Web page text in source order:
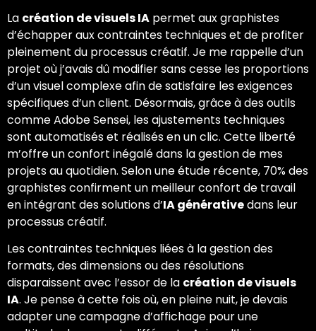
La création de visuels IA permet aux graphistes
d’échapper aux contraintes techniques et de profiter
pleinement du processus créatif. Je me rappelle d’un
projet où j’avais dû modifier sans cesse les proportions
d’un visuel complexe afin de satisfaire les exigences
spécifiques d’un client. Désormais, grâce à des outils
comme Adobe Sensei, les ajustements techniques
sont automatisés et réalisés en un clic. Cette liberté
m’offre un confort inégalé dans la gestion de mes
projets au quotidien. Selon une étude récente, 70% des
graphistes confirment un meilleur confort de travail
en intégrant des solutions d’IA générativedans leur
processus créatif.
Les contraintes techniques liées à la gestion des
formats, des dimensions ou des résolutions
disparaissent avec l’essor de la création de visuels
IA. Je pense à cette fois où, en pleine nuit, je devais
adapter une campagne d’affichage pour une